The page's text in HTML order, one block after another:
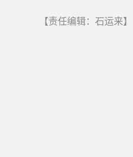
【责任编辑：石运来】